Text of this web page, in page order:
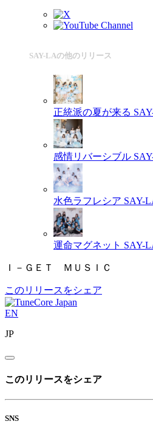
SAY-LAの他のリリース
正統派の夏が来る
感情リバーシブル
水色ラフレシア SAY-
運命マグネット SAY-
Ｉ－ＧＥＴ ＭＵＳＩＣ
このリリースをシェア
EN
JP
このリリースをシェア
SNS